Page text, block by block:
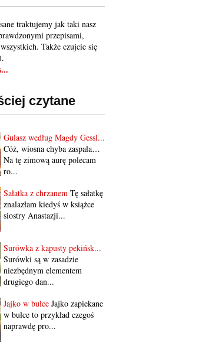
traktujemy jak taki nasz
przepisami,
Także czujcie się
czytane
Gulasz według Magdy Gessl...
Cóż, wiosna chyba zaspała…
Na tę zimową aurę polecam
ro...
Sałatka z chrzanem Tę sałatkę
znalazłam kiedyś w książce
siostry Anastazji...
Surówka z kapusty pekińsk...
Surówki są w zasadzie
niezbędnym elementem
drugiego dan...
Jajko w bułce Jajko zapiekane
w bułce to przykład czegoś
naprawdę pro...